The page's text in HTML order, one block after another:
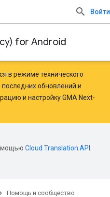
Войти
for Android
в режиме технического
обновлений и
и настройку GMA Next-
Cloud Translation API
Помощь и сообщество